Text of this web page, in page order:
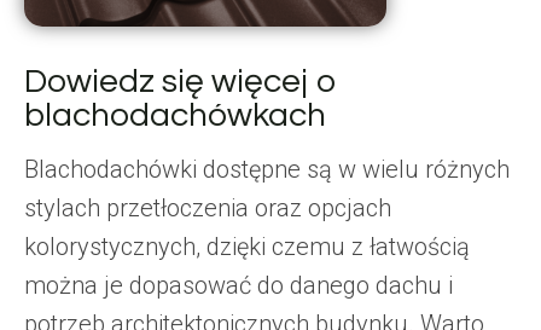
Dowiedz się więcej o
blachodachówkach
Blachodachówki dostępne są w wielu różnych
stylach przetłoczenia oraz opcjach
kolorystycznych, dzięki czemu z łatwością
można je dopasować do danego dachu i
potrzeb architektonicznych budynku. Warto